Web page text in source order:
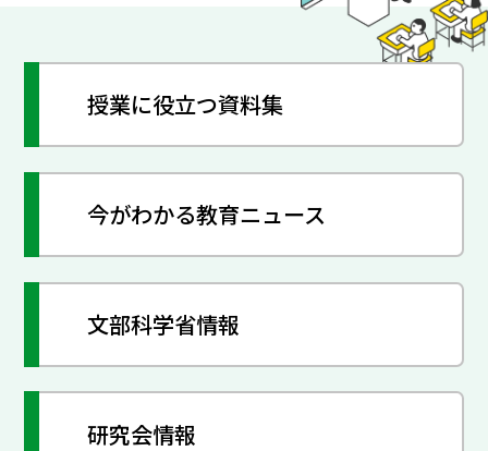
授業に役立つ資料集
今がわかる教育ニュース
文部科学省情報
研究会情報